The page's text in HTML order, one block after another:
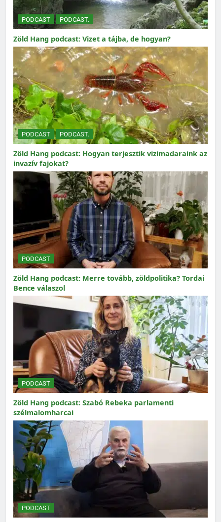
PODCAST PODCAST.
Zöld Hang podcast: Vizet a tájba, de hogyan?
PODCAST PODCAST.
Zöld Hang podcast: Hogyan terjesztik vizimadaraink az
invazív fajokat?
PODCAST
Zöld Hang podcast: Merre tovább, zöldpolitika? Tordai
Bence válaszol
PODCAST
Zöld Hang podcast: Szabó Rebeka parlamenti
szélmalomharcai
PODCAST